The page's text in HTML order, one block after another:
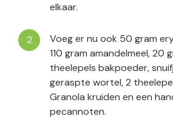
elkaar.
Voeg er nu ook 50 gram
110 gram amandelmeel, 20
theelepels bakpoeder,
geraspte wortel, 2
Granola kruiden en een
pecannoten.